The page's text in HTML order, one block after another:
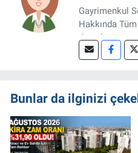
Gayrimenkul
Hakkında
detaylıca
bilgileri
Bunlar da ilginizi